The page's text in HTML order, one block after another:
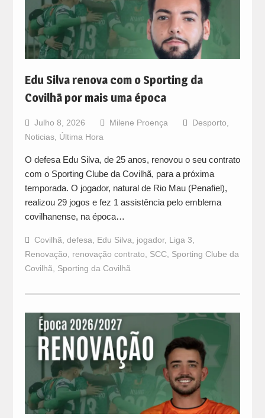
Edu Silva renova com o Sporting da
Covilhã por mais uma época
Julho 8, 2026 Milene Proença Desporto,
Noticias, Última Hora
O defesa Edu Silva, de 25 anos, renovou o seu contrato
com o Sporting Clube da Covilhã, para a próxima
temporada. O jogador, natural de Rio Mau (Penafiel),
realizou 29 jogos e fez 1 assistência pelo emblema
covilhanense, na época…
Covilhã, defesa, Edu Silva, jogador, Liga 3,
Renovação, renovação contrato, SCC, Sporting Clube da
Covilhã, Sporting da Covilhã